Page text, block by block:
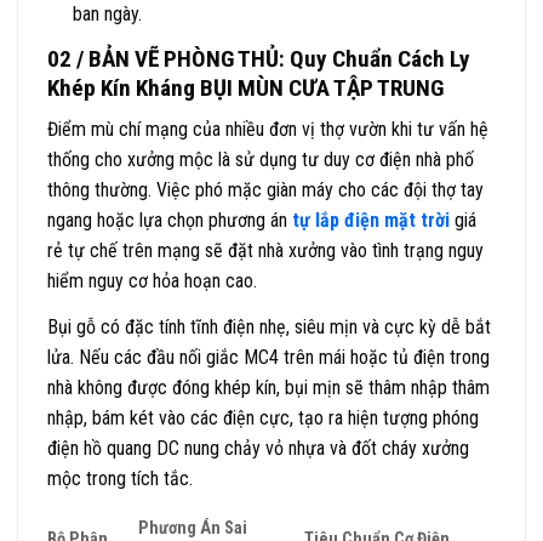
ban ngày.
02 / BẢN VẼ PHÒNG THỦ: Quy Chuẩn Cách Ly
Khép Kín Kháng BỤI MÙN CƯA TẬP TRUNG
Điểm mù chí mạng của nhiều đơn vị thợ vườn khi tư vấn hệ
thống cho xưởng mộc là sử dụng tư duy cơ điện nhà phố
thông thường. Việc phó mặc giàn máy cho các đội thợ tay
ngang hoặc lựa chọn phương án tự lắp điện mặt trời giá
rẻ tự chế trên mạng sẽ đặt nhà xưởng vào tình trạng nguy
hiểm nguy cơ hỏa hoạn cao.
Bụi gỗ có đặc tính tĩnh điện nhẹ, siêu mịn và cực kỳ dễ bắt
lửa. Nếu các đầu nối giắc MC4 trên mái hoặc tủ điện trong
nhà không được đóng khép kín, bụi mịn sẽ thâm nhập thâm
nhập, bám két vào các điện cực, tạo ra hiện tượng phóng
điện hồ quang DC nung chảy vỏ nhựa và đốt cháy xưởng
mộc trong tích tắc.
Phương Án Sai